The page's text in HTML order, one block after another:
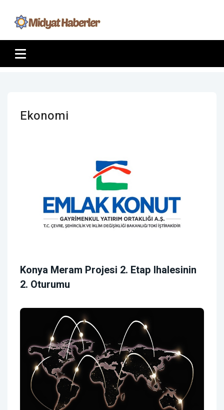
Ekonomi
Konya Meram Projesi 2. Etap Ihalesinin
2. Oturumu